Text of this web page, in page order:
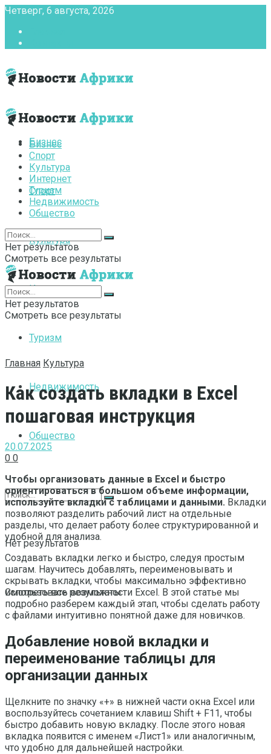
Четверг, 6 августа, 2026
Бизнес
Спорт
Культура
Интернет
Туризм
Недвижимость
Общество
Нет результатов
Смотреть все результаты
Бизнес
Спорт
Культура
Интернет
Туризм
Недвижимость
Общество
Нет результатов
Смотреть все результаты
Нет результатов
Смотреть все результаты
Главная Культура
Как создать вкладки в Excel
пошаговая инструкция
20.07.2025
0 0
Чтобы организовать данные в Excel и быстро
ориентироваться в большом объеме информации,
используйте вкладки с таблицами и данными. Вкладки
позволяют разделить рабочий лист на отдельные
разделы, что делает работу более структурированной и
удобной для анализа.
Создавать вкладки легко и быстро, следуя простым
шагам. Научитесь добавлять, переименовывать и
скрывать вкладки, чтобы максимально эффективно
использовать возможности Excel. В этой статье мы
подробно разберем каждый этап, чтобы сделать работу
с файлами интуитивно понятной даже для новичков.
Добавление новой вкладки и
переименование таблицы для
организации данных
Щелкните по значку «+» в нижней части окна Excel или
воспользуйтесь сочетанием клавиш Shift + F11, чтобы
быстро добавить новую вкладку. После этого новая
вкладка появится с именем «Лист1» или аналогичным,
что удобно для дальнейшей настройки.